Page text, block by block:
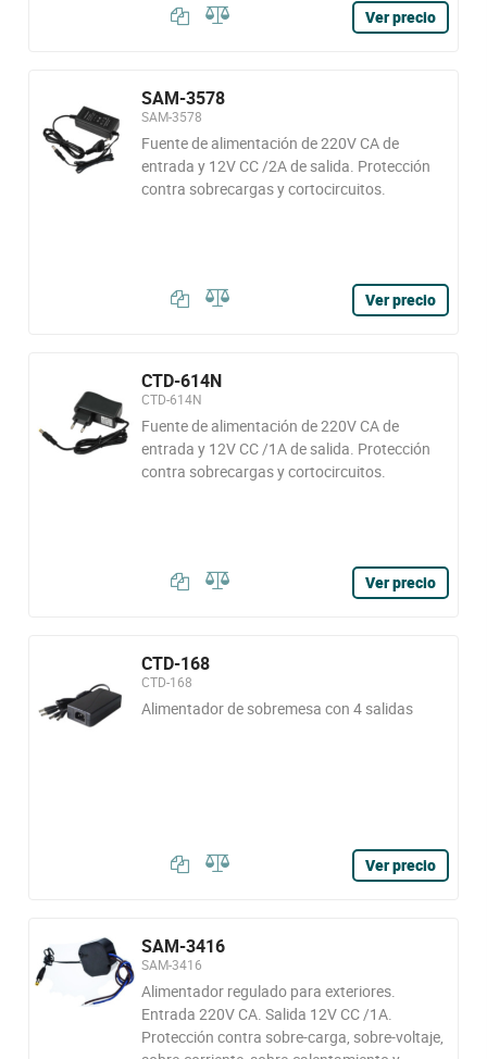
Ver precio
SAM-3578
SAM-3578
Fuente de alimentación de 220V CA de
entrada y 12V CC /2A de salida. Protección
contra sobrecargas y cortocircuitos.
Ver precio
CTD-614N
CTD-614N
Fuente de alimentación de 220V CA de
entrada y 12V CC /1A de salida. Protección
contra sobrecargas y cortocircuitos.
Ver precio
CTD-168
CTD-168
Alimentador de sobremesa con 4 salidas
Ver precio
SAM-3416
SAM-3416
Alimentador regulado para exteriores.
Entrada 220V CA. Salida 12V CC /1A.
Protección contra sobre-carga, sobre-voltaje,